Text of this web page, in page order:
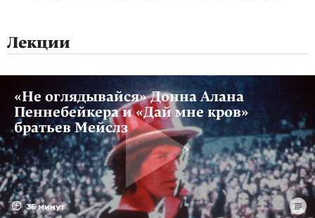
Лекции
36 минут
«Не оглядывайся» Донна Алана
Пеннебейкера и «Дай мне кров»
братьев Мейслз